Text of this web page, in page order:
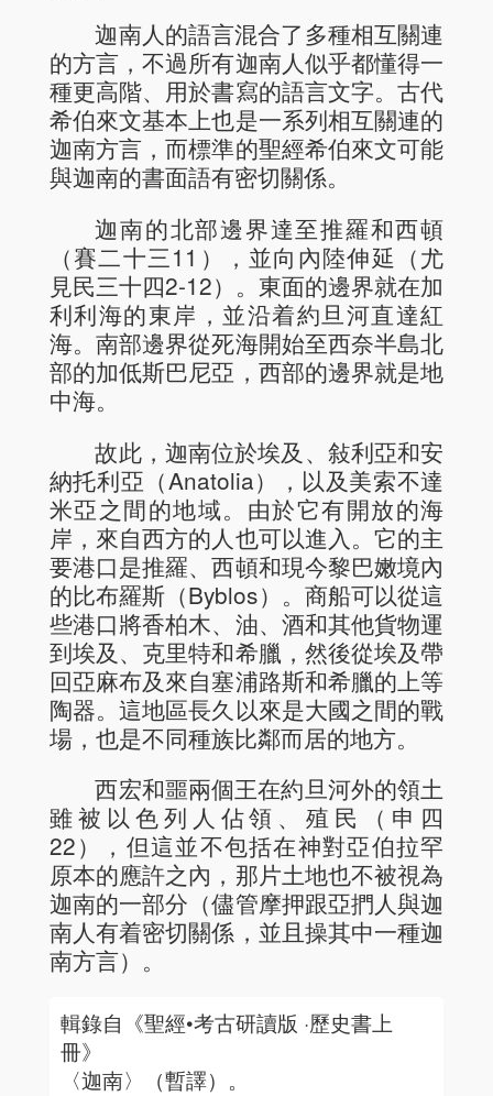
迦南人的語言混合了多種相互關連
的方言，不過所有迦南人似乎都懂得一
種更高階、用於書寫的語言文字。古代
希伯來文基本上也是一系列相互關連的
迦南方言，而標準的聖經希伯來文可能
與迦南的書面語有密切關係。
迦南的北部邊界達至推羅和西頓
（賽二十三11），並向內陸伸延（尤
見民三十四2-12）。東面的邊界就在加
利利海的東岸，並沿着約旦河直達紅
海。南部邊界從死海開始至西奈半島北
部的加低斯巴尼亞，西部的邊界就是地
中海。
故此，迦南位於埃及、敍利亞和安
納托利亞（Anatolia），以及美索不達
米亞之間的地域。由於它有開放的海
岸，來自西方的人也可以進入。它的主
要港口是推羅、西頓和現今黎巴嫩境內
的比布羅斯（Byblos）。商船可以從這
些港口將香柏木、油、酒和其他貨物運
到埃及、克里特和希臘，然後從埃及帶
回亞麻布及來自塞浦路斯和希臘的上等
陶器。這地區長久以來是大國之間的戰
場，也是不同種族比鄰而居的地方。
西宏和噩兩個王在約旦河外的領土
雖被以色列人佔領、殖民（申四
22），但這並不包括在神對亞伯拉罕
原本的應許之內，那片土地也不被視為
迦南的一部分（儘管摩押跟亞捫人與迦
南人有着密切關係，並且操其中一種迦
南方言）。
輯錄自《聖經•考古研讀版 ·歷史書上
冊》
〈迦南〉（暫譯）。